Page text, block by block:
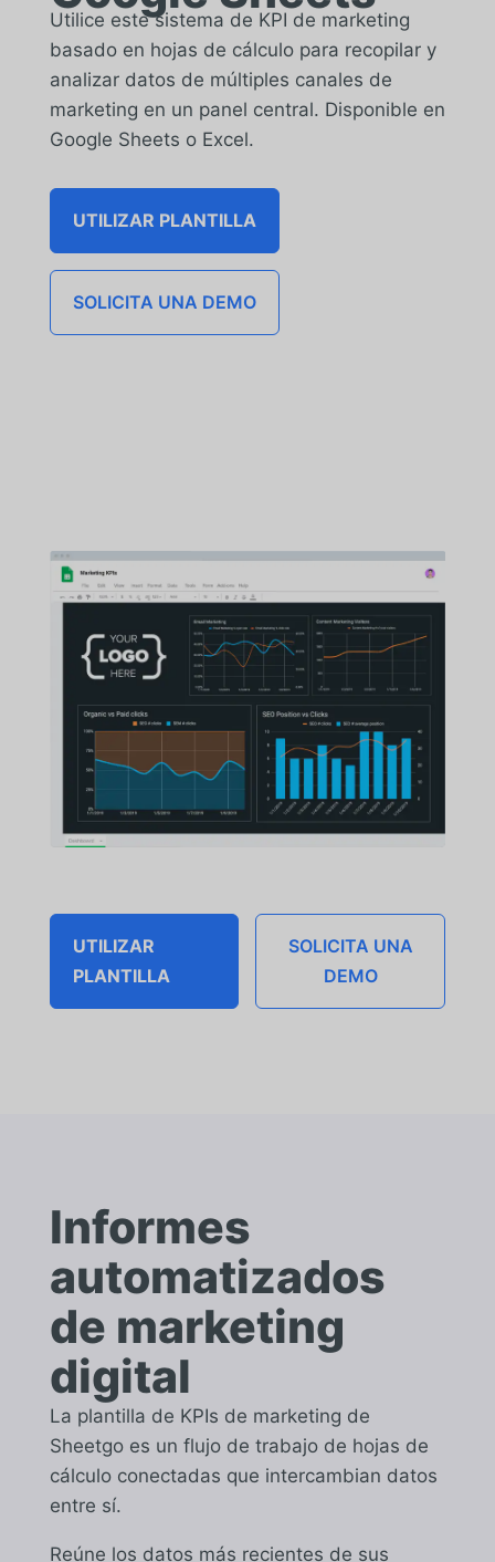
Utilice este sistema de KPI de marketing
basado en hojas de cálculo para recopilar y
analizar datos de múltiples canales de
marketing en un panel central. Disponible en
Google Sheets o Excel.
UTILIZAR PLANTILLA
SOLICITA UNA DEMO
UTILIZAR
PLANTILLA
SOLICITA UNA
DEMO
Informes
automatizados
de marketing
digital
La plantilla de KPIs de marketing de
Sheetgo es un flujo de trabajo de hojas de
cálculo conectadas que intercambian datos
entre sí.
Reúne los datos más recientes de sus